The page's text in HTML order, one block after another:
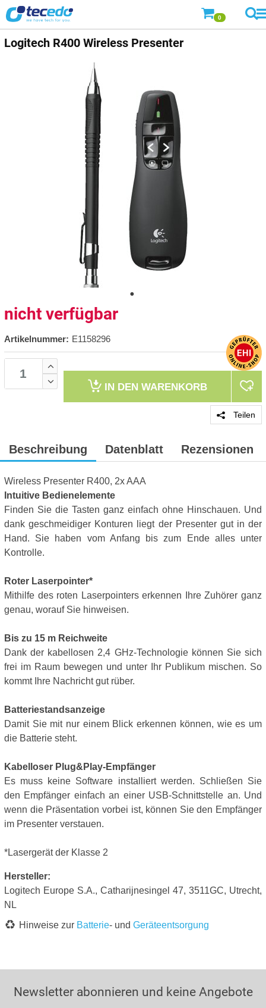
0
Logitech R400 Wireless Presenter
nicht verfügbar
Artikelnummer: E1158296
IN DEN WARENKORB
Teilen
Beschreibung Datenblatt Rezensionen
Wireless Presenter R400, 2x AAA
Intuitive Bedienelemente
Finden Sie die Tasten ganz einfach ohne Hinschauen. Und
dank geschmeidiger Konturen liegt der Presenter gut in der
Hand. Sie haben vom Anfang bis zum Ende alles unter
Kontrolle.
Roter Laserpointer*
Mithilfe des roten Laserpointers erkennen Ihre Zuhörer ganz
genau, worauf Sie hinweisen.
Bis zu 15 m Reichweite
Dank der kabellosen 2,4 GHz-Technologie können Sie sich
frei im Raum bewegen und unter Ihr Publikum mischen. So
kommt Ihre Nachricht gut rüber.
Batteriestandsanzeige
Damit Sie mit nur einem Blick erkennen können, wie es um
die Batterie steht.
Kabelloser Plug&Play-Empfänger
Es muss keine Software installiert werden. Schließen Sie
den Empfänger einfach an einer USB-Schnittstelle an. Und
wenn die Präsentation vorbei ist, können Sie den Empfänger
im Presenter verstauen.
*Lasergerät der Klasse 2
Hersteller:
Logitech Europe S.A., Catharijnesingel 47, 3511GC, Utrecht,
NL
Hinweise zur Batterie- und Geräteentsorgung
Newsletter abonnieren und keine Angebote